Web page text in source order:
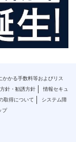
かかる手数料等およびリス
針・勧誘方針
情報セキュ
取得について
システム障
プ